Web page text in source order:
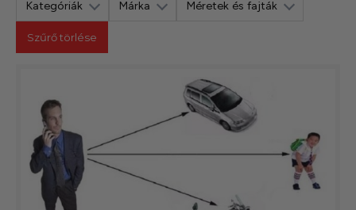
Kategóriák Márka Méretek és fajták
Szűrő törlése